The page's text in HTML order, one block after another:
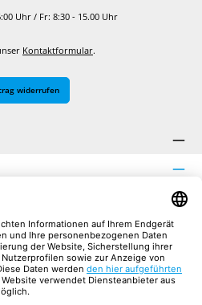
Uhr / Fr: 8:30 - 15.00 Uhr
Kontaktformular.
widerrufen
YouTube